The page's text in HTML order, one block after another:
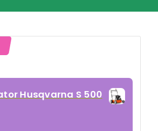
Husqvarna S 500